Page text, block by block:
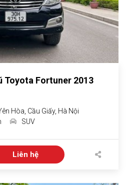
Toyota Fortuner 2013
Hòa, Cầu Giấy, Hà Nội
SUV
Liên hệ